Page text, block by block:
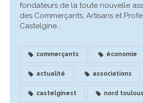
fondateurs de la toute nouvelle
des Commerçants, Artisans et
Castelgine...
commerçants économie
actualité associations
castelginest nord